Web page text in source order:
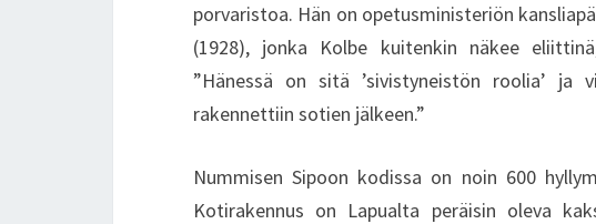
porvaristoa. Hän on opetusministeriön
(1928), jonka Kolbe kuitenkin näkee
”Hänessä on sitä ’sivistyneistön roolia’ ja
rakennettiin sotien jälkeen.”
Nummisen Sipoon kodissa on noin 600
Kotirakennus on Lapualta peräisin oleva